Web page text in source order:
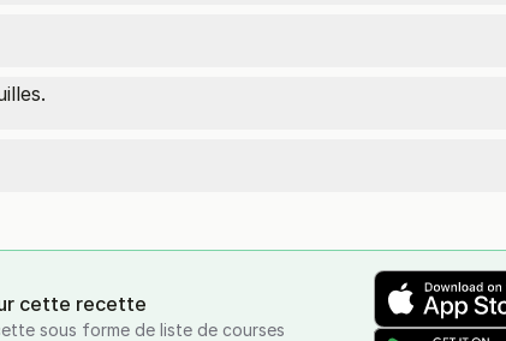
cette recette
sous forme de liste de courses